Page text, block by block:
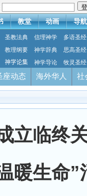
教堂 动画 导航
圣教法典 信理神学
多语圣经
教理纲要 神学辞典
思高圣经
神学论集 神学导论 牧灵圣经
座动态 海外华人 社
立临终
暖生命”